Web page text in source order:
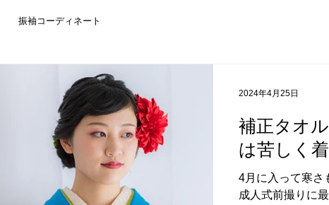
振袖コーディネート
補正タオ
は苦しく
4月に入って寒さ
成人式前撮りに
2024年4月25日